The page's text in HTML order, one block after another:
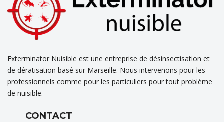
Exterminator Nuisible est une entreprise de désinsectisation et
de dératisation basé sur Marseille. Nous intervenons pour les
professionnels comme pour les particuliers pour tout problème
de nuisible.
CONTACT